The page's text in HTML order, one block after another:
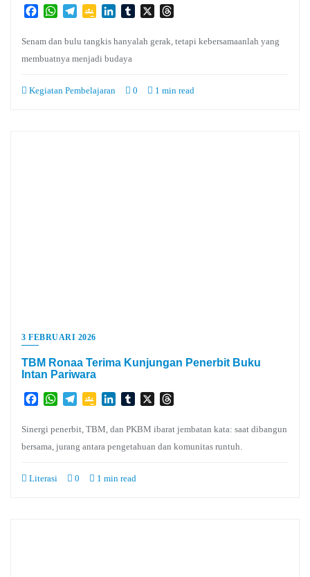
FacebookWhatsApp
TelegramGoogleLinkedInTumblr
X
Senam dan bulu tangkis hanyalah gerak, tetapi kebersamaanlah yang
membuatnya menjadi budaya
Kegiatan Pembelajaran 0 1 min read
3 FEBRUARI 2026
TBM Ronaa Terima Kunjungan Penerbit Buku
Intan Pariwara
FacebookWhatsApp
TelegramGoogleLinkedInTumblr
X
Sinergi penerbit, TBM, dan PKBM ibarat jembatan kata: saat dibangun
bersama, jurang antara pengetahuan dan komunitas runtuh.
Literasi 0 1 min read